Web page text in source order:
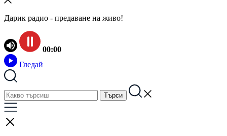
Дарик радио - предаване на живо!
00:00
Гледай